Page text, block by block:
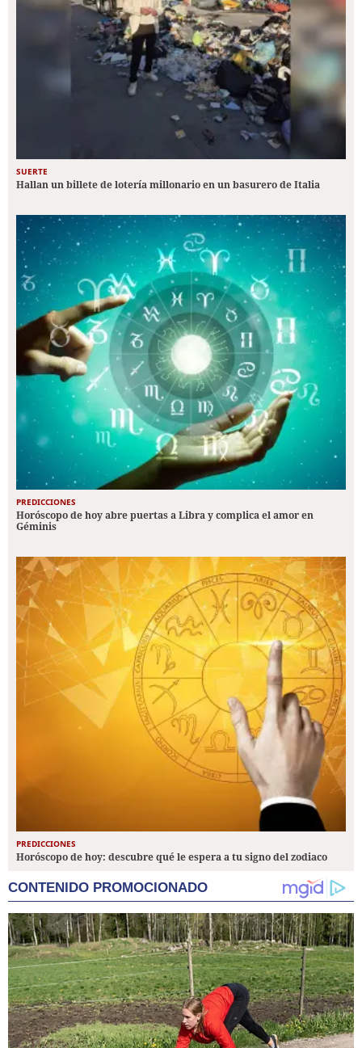
SUERTE
Hallan un billete de lotería millonario en un basurero de Italia
PREDICCIONES
Horóscopo de hoy abre puertas a Libra y complica el amor en
Géminis
PREDICCIONES
Horóscopo de hoy: descubre qué le espera a tu signo del zodiaco
CONTENIDO PROMOCIONADO